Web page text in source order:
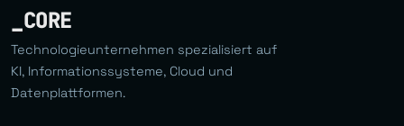
_CORE
Technologieunternehmen spezialisiert auf
KI, Informationssysteme, Cloud und
Datenplattformen.